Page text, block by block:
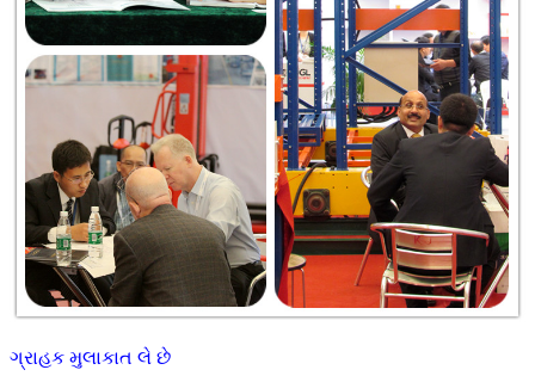
ગ્રાહક મુલાકાત લે છે